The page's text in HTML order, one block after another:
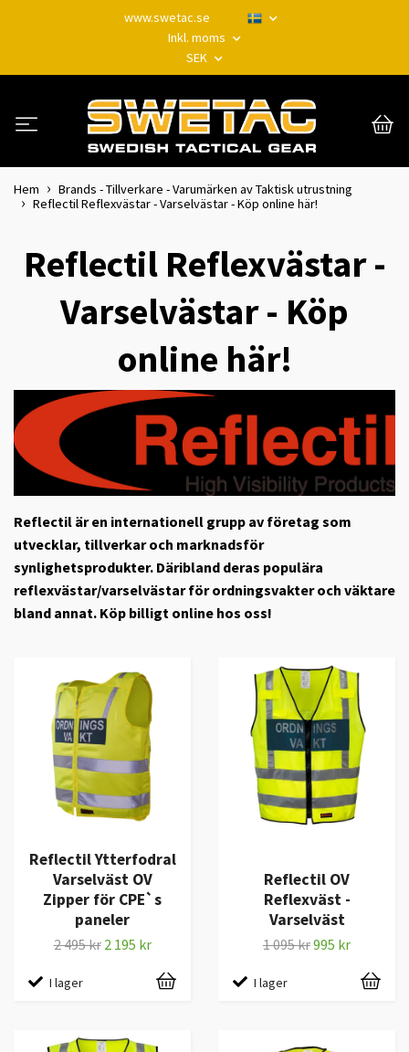
www.swetac.se
Inkl. moms
SEK
Hem
Brands - Tillverkare - Varumärken av Taktisk utrustning
Reflectil Reflexvästar - Varselvästar - Köp online här!
Reflectil Reflexvästar -
Varselvästar - Köp
online här!
Reflectil är en internationell grupp av företag som
utvecklar, tillverkar och marknadsför
synlighetsprodukter. Däribland deras populära
reflexvästar/varselvästar för ordningsvakter och väktare
bland annat. Köp billigt online hos oss!
Reflectil Ytterfodral
Varselväst OV
Zipper för CPE`s
paneler
2 495 kr 2 195 kr
I lager
Reflectil OV
Reflexväst -
Varselväst
1 095 kr995 kr
I lager